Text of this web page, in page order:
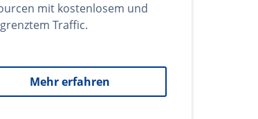
mit kostenlosem und
Traffic.
Mehr erfahren